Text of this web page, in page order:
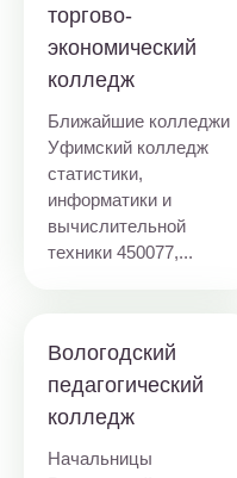
торгово-
экономический
колледж
Ближайшие колледжи
Уфимский колледж
статистики,
информатики и
вычислительной
техники 450077,...
Вологодский
педагогический
колледж
Начальницы